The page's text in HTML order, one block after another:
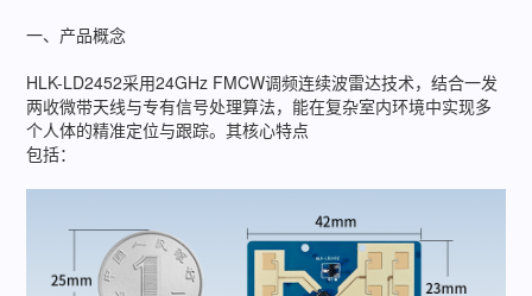
一、产品概念
HLK-LD2452采用24GHz FMCW调频连续波雷达技术，结合一发
两收微带天线与专有信号处理算法，能在复杂室内环境中实现多
个人体的精准定位与跟踪。其核心特点
包括：